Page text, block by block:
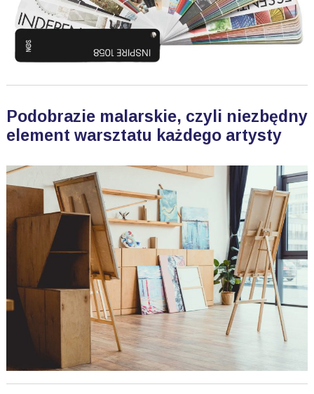
Podobrazie malarskie, czyli niezbędny
element warsztatu każdego artysty